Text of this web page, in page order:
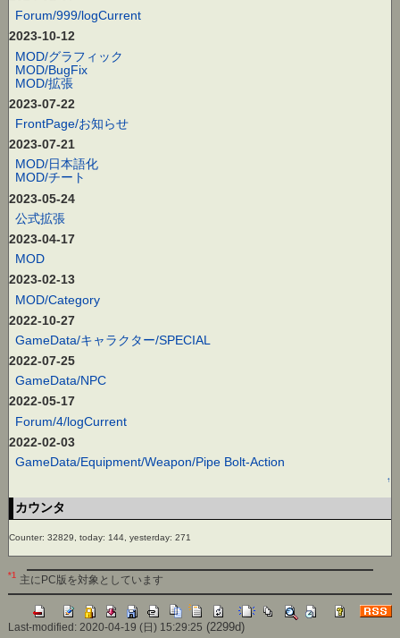
Forum/999/logCurrent
2023-10-12
MOD/グラフィック
MOD/BugFix
MOD/拡張
2023-07-22
FrontPage/お知らせ
2023-07-21
MOD/日本語化
MOD/チート
2023-05-24
公式拡張
2023-04-17
MOD
2023-02-13
MOD/Category
2022-10-27
GameData/キャラクター/SPECIAL
2022-07-25
GameData/NPC
2022-05-17
Forum/4/logCurrent
2022-02-03
GameData/Equipment/Weapon/Pipe Bolt-Action
↑
カウンタ
Counter: 32829, today: 144, yesterday: 271
*1 主にPC版を対象としています
Last-modified: 2020-04-19 (日) 15:29:25 (2299d)